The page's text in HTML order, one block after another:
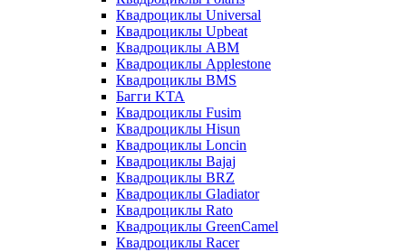
Квадроциклы Universal
Квадроциклы Upbeat
Квадроциклы ABM
Квадроциклы Applestone
Квадроциклы BMS
Багги KTA
Квадроциклы Fusim
Квадроциклы Hisun
Квадроциклы Loncin
Квадроциклы Bajaj
Квадроциклы BRZ
Квадроциклы Gladiator
Квадроциклы Rato
Квадроциклы GreenCamel
Квадроциклы Racer